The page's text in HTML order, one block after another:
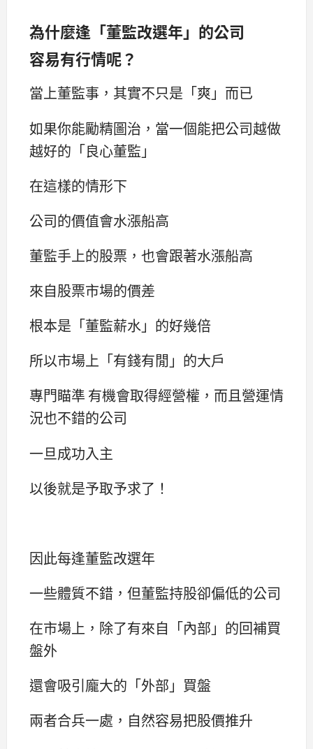
為什麼逢「董監改選年」的公司
容易有行情呢？
當上董監事，其實不只是「爽」而已
如果你能勵精圖治，當一個能把公司越做
越好的「良心董監」
在這樣的情形下
公司的價值會水漲船高
董監手上的股票，也會跟著水漲船高
來自股票市場的價差
根本是「董監薪水」的好幾倍
所以市場上「有錢有閒」的大戶
專門瞄準 有機會取得經營權，而且營運情
況也不錯的公司
一旦成功入主
以後就是予取予求了！
因此每逢董監改選年
一些體質不錯，但董監持股卻偏低的公司
在市場上，除了有來自「內部」的回補買
盤外
還會吸引龐大的「外部」買盤
兩者合兵一處，自然容易把股價推升